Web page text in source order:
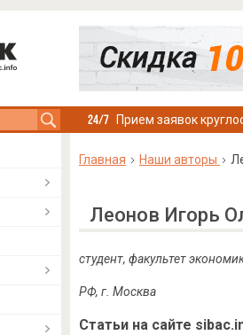
Прием заявок
Главная Наши авторы
Леонов Игорь
студент, факультет
РФ, г. Москва
Статьи на сайте